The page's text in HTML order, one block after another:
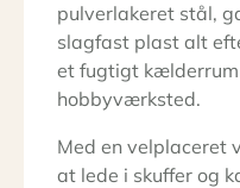
pulverlakeret stål,
slagfast plast alt
et fugtigt kælderrum
hobbyværksted.
Med en velplaceret
at lede i skuffer og